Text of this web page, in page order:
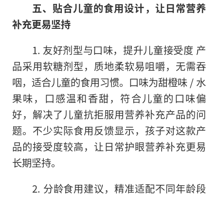
五、贴合儿童的食用设计，让日常营养
补充更易坚持
1. 友好剂型与口味，提升儿童接受度 产
品采用软糖剂型，质地柔软易咀嚼，无需吞
咽，适合儿童的食用习惯。口味为甜橙味 / 水
果味，口感温和香甜，符合儿童的口味偏
好，解决了儿童抗拒服用营养补充产品的问
题。不少实际食用反馈显示，孩子对这款产
品的接受度较高，让日常护眼营养补充更易
长期坚持。
2. 分龄食用建议，精准适配不同年龄段